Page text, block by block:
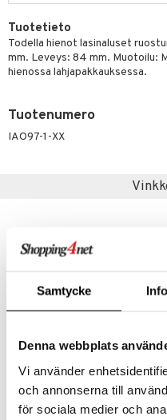
Samtycke
Denna webbplats
Vi använder
och annonserna till
för sociala medier och
Tuotetieto
Todella hienot lasinaluset
mm. Leveys: 84 mm. Muotoilu:
hienossa lahjapakkauksessa.
Tuotenumero
IAO97-1-XX
City Drinkkilusikka 2 kpl paketti
ORREFORS
& Korit
tekstiilit
& Tyynyliinat
& Peitot